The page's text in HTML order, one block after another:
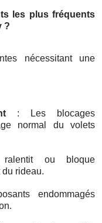
les plus fréquents
?
nécessitant une
: Les blocages
normal du volets
ou bloque
rideau.
endommagés